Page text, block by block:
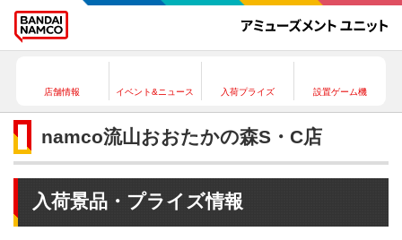
店舗情報 イベント&ニュース 入荷プライズ 設置ゲーム機
namco流山おおたかの森S・C店
入荷景品・プライズ情報